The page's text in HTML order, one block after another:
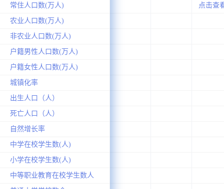
常住人口数(万人)
农业人口数(万人)
非农业人口数(万人)
户籍男性人口数(万人)
户籍女性人口数(万人)
城镇化率
出生人口（人）
死亡人口（人）
自然增长率
中学在校学生数(人)
小学在校学生数(人)
中等职业教育在校学生数人
点击查